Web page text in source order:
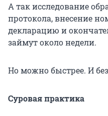
А так исследование
протокола, внесение
декларацию и
займут около недели.
Но можно быстрее. И
Суровая практика